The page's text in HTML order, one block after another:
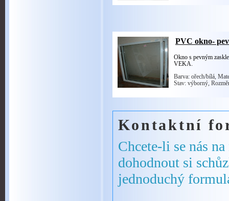
PVC okno-
Okno s pevným
VEKA.
Barva: ořech/bílá,
Stav: výborný,
Kontaktní
Chcete-li se nás
dohodnout si
jednoduchý